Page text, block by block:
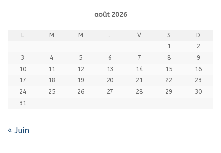
août 2026
L M M J V S
D
1
2
3
4 5 6 7 8
9
10
11 12 13 14 15
16
17
18 19 20 21 22
23
24
25 26 27 28 29
30
31
« Juin